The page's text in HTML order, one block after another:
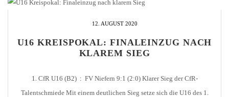
12. AUGUST 2020
U16 KREISPOKAL: FINALEINZUG NACH
KLAREM SIEG
1. CfR U16 (B2) : FV Niefern 9:1 (2:0) Klarer Sieg der CfR-
Talentschmiede Mit einem deutlichen Sieg setze sich die U16 des 1.